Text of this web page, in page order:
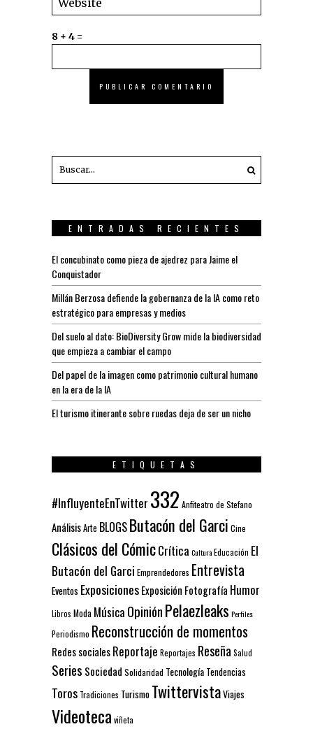
8 + 4 =
ENTRADAS RECIENTES
El concubinato como pieza de ajedrez para Jaime el
Conquistador
Millán Berzosa defiende la gobernanza de la IA como reto
estratégico para empresas y medios
Del suelo al dato: BioDiversity Grow mide la biodiversidad
que empieza a cambiar el campo
Del papel de la imagen como patrimonio cultural humano
en la era de la IA
El turismo itinerante sobre ruedas deja de ser un nicho
ETIQUETAS
#InfluyenteEnTwitter 332 Anfiteatro de Stefano
AnálisisArte BLOGSButacón del Garci Cine
Clásicos del CómicCrítica CulturaEducación El
Butacón del Garci Emprendedores Entrevista
Eventos ExposicionesExposición Fotografía Humor
Libros Moda Música OpiniónPelaezleaks Perfiles
Periodismo Reconstrucción de momentos
Redes socialesReportaje Reportajes Reseña Salud
Series Sociedad Solidaridad Tecnología Tendencias
Toros Tradiciones Turismo TwittervistaViajes
Videoteca viñeta